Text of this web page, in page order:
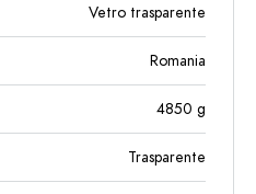
Vetro trasparente
Romania
4850 g
Trasparente